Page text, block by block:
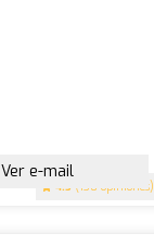
4.5 (130 opiniones)
Ver e-mail